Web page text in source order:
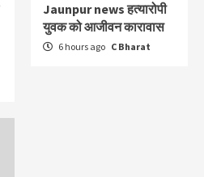
Jaunpur news हत्यारोपी
युवक को आजीवन कारावास
6 hours ago C Bharat